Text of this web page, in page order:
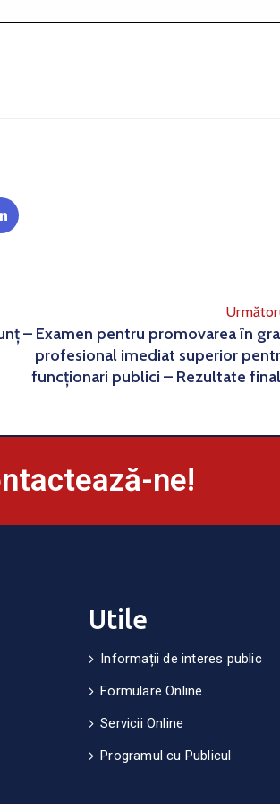
– Examen pentru promovarea în
profesional imediat superior
funcționari publici – Rezultate
ne!
Utile
Informații de interes public
Formulare Online
Servicii Online
Programul cu Publicul